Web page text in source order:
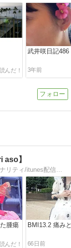
武井咲日記486
3年前
aso】
麻生真里/モデル/タレント/シンガー/パーソナリティ/itunes配信中/CD発売中/podcast/ライブ/ブログ毎日更新/応援してくれたら凄く嬉しいです。
腫瘍 BMI13.2 痛み
66日前